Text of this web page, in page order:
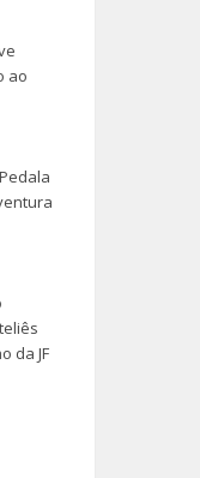
ao
da JF